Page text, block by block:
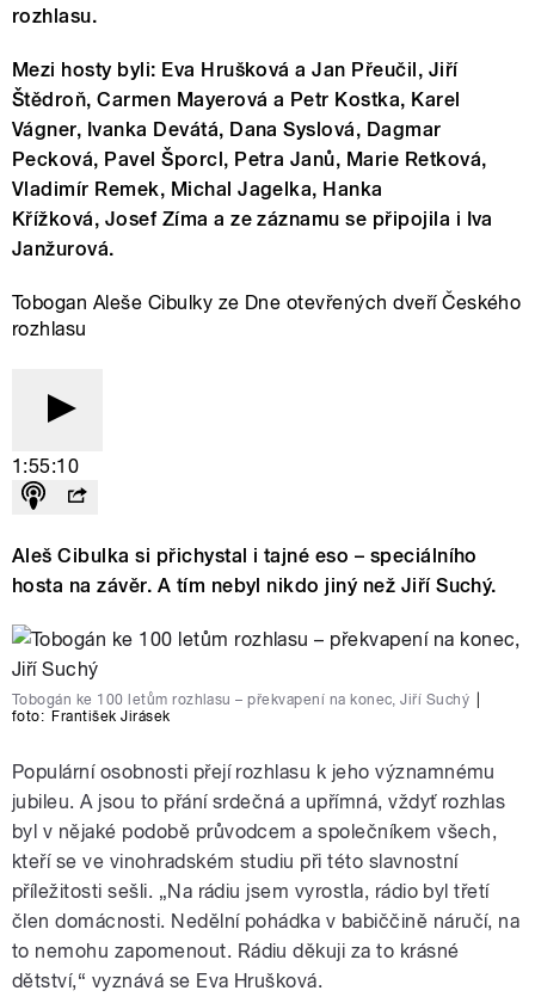
rozhlasu.
Mezi hosty byli: Eva Hrušková a Jan Přeučil, Jiří
Štědroň, Carmen Mayerová a Petr Kostka, Karel
Vágner, Ivanka Devátá, Dana Syslová, Dagmar
Pecková, Pavel Šporcl, Petra Janů, Marie Retková,
Vladimír Remek, Michal Jagelka, Hanka
Křížková, Josef Zíma a ze záznamu se připojila i Iva
Janžurová.
Tobogan Aleše Cibulky ze Dne otevřených dveří Českého
rozhlasu
1:55:10
Aleš Cibulka si přichystal i tajné eso – speciálního
hosta na závěr. A tím nebyl nikdo jiný než Jiří Suchý.
Tobogán ke 100 letům rozhlasu – překvapení na konec, Jiří Suchý
foto: František Jirásek
Populární osobnosti přejí rozhlasu k jeho významnému
jubileu. A jsou to přání srdečná a upřímná, vždyť rozhlas
byl v nějaké podobě průvodcem a společníkem všech,
kteří se ve vinohradském studiu při této slavnostní
příležitosti sešli. „Na rádiu jsem vyrostla, rádio byl třetí
člen domácnosti. Nedělní pohádka v babiččině náručí, na
to nemohu zapomenout. Rádiu děkuji za to krásné
dětství,“ vyznává se Eva Hrušková.